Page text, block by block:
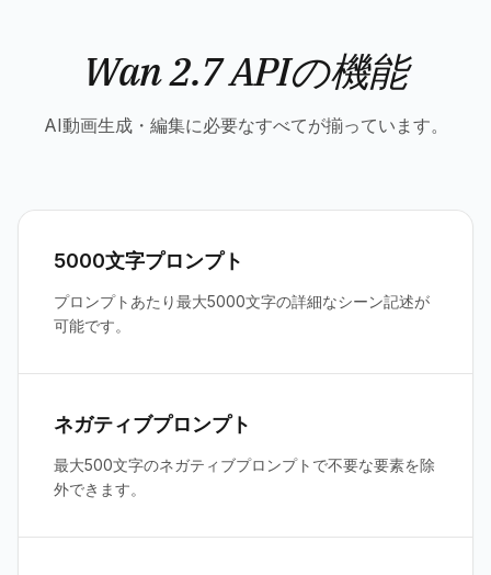
Wan 2.7 APIの機能
AI動画生成・編集に必要なすべてが揃っています。
5000文字プロンプト
プロンプトあたり最大5000文字の詳細なシーン記述が
可能です。
ネガティブプロンプト
最大500文字のネガティブプロンプトで不要な要素を除
外できます。